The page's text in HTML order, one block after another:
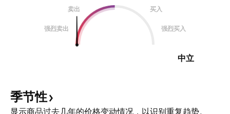
卖出
买入
强烈卖出 强烈买入
中立
季节性
显示商品过去几年的价格变动情况，以识别重复趋势。